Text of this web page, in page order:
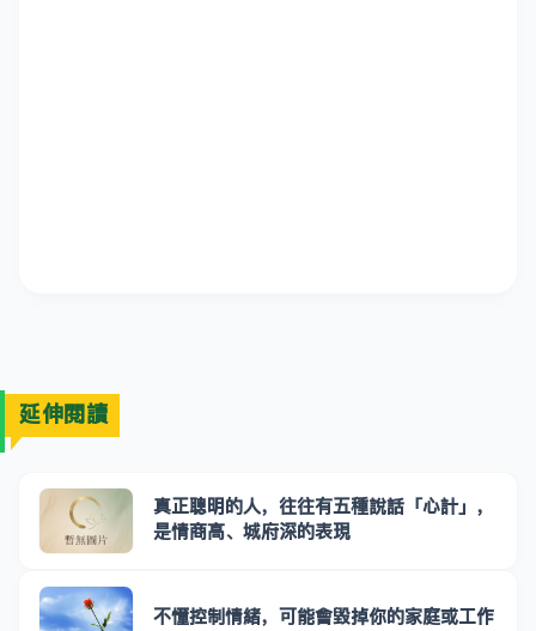
延伸閱讀
真正聰明的人，往往有五種說話「心計」，
是情商高、城府深的表現
不懂控制情緒，可能會毀掉你的家庭或工作